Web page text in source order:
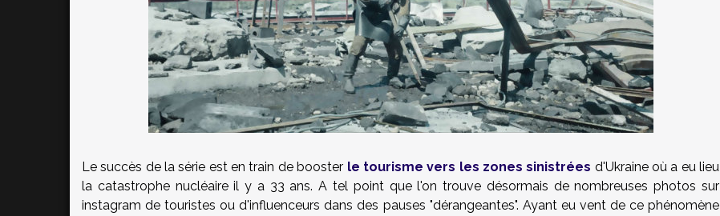
Le succès de la série est en train de booster le tourisme vers les zones sinistrées d'Ukraine où a eu lieu
la catastrophe nucléaire il y a 33 ans. A tel point que l'on trouve désormais de nombreuses photos sur
instagram de touristes ou d'influenceurs dans des pauses "dérangeantes". Ayant eu vent de ce phénomène